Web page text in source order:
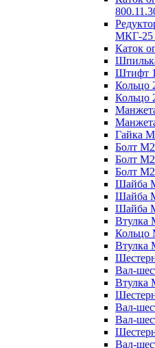
МКГ-25
Каток
Штифт
Кольцо
Кольцо
Гайка
Болт
Болт
Болт
Шайба
Шайба
Шайба
Втулка
Кольцо
Втулка
Вал-
Втулка
Вал-
Вал-
Вал-